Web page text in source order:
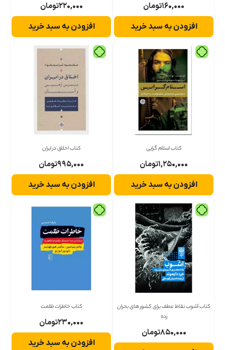
۱۶۰,۰۰۰تومان
افزودن به سبد خرید
۲۲۰,۰۰۰تومان
افزودن به سبد خرید
کتاب اسلام گرایی
۱,۲۵۰,۰۰۰تومان
افزودن به سبد خرید
کتاب اخلاق در ایران
۹۹۵,۰۰۰تومان
افزودن به سبد خرید
کتاب آشوب نقاط عطف برای کشور های بحران
۸۵۰,۰۰۰تومان
کتاب خاطرات ظلمت
۲۳۰,۰۰۰تومان
افزودن به سبد خرید